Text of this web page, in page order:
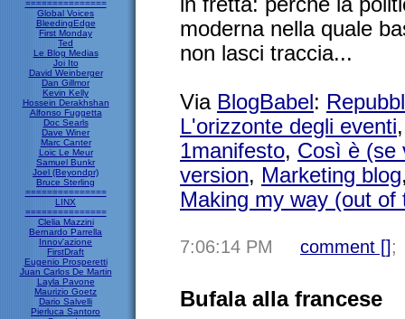
===============
Global Voices
BleedingEdge
First Monday
Ted
Le Blog Medias
Joi Ito
David Weinberger
Dan Gillmor
Kevin Kelly
Hossein Derakhshan
Alfonso Fuggetta
Doc Searls
Dave Winer
Marc Canter
Loic Le Meur
Samuel Bunkr
Joel (Beyondpr)
Bruce Sterling
===============
LINX
===============
Clelia Mazzini
Bernardo Parrella
Innov'azione
FirstDraft
Eugenio Prosperetti
Juan Carlos De Martin
Layla Pavone
Maurizio Goetz
Dario Salvelli
Pierluca Santoro
moderna nella quale
non lasci traccia...
Via BlogBabel:
L'orizzonte degli eventi
1manifesto, Così è (se
version, Marketing blog
Making my way (out of
7:06:14 PM comment [] ;
Bufala alla francese